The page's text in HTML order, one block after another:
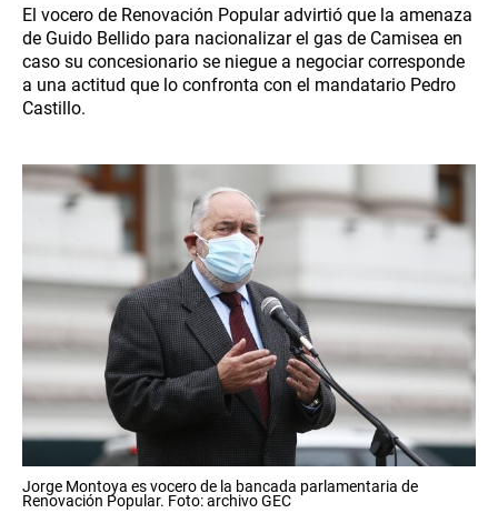
El vocero de Renovación Popular advirtió que la amenaza
de Guido Bellido para nacionalizar el gas de Camisea en
caso su concesionario se niegue a negociar corresponde
a una actitud que lo confronta con el mandatario Pedro
Castillo.
Jorge Montoya es vocero de la bancada parlamentaria de
Renovación Popular. Foto: archivo GEC